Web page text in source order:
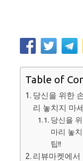
Table of
당신을 위한
리 놓치지 마
당신을
마리 놓
팁!!
리뷰마켓에서